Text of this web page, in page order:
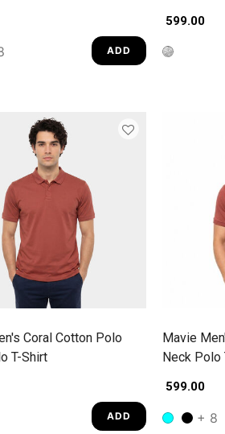
ADD
₹ 599.00
Coral Cotton Polo
T-Shirt
ADD
Mavie
Neck Polo
₹ 599.00
+ 8